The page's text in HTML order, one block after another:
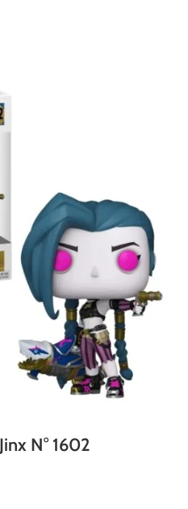
N° 1602